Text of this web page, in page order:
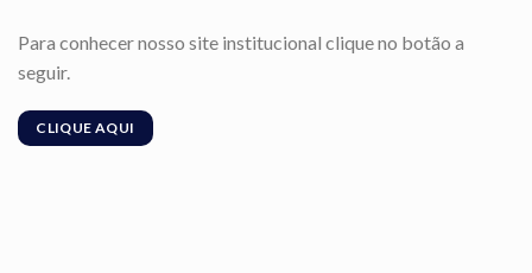
Para conhecer nosso site institucional clique no botão a
seguir.
CLIQUE AQUI